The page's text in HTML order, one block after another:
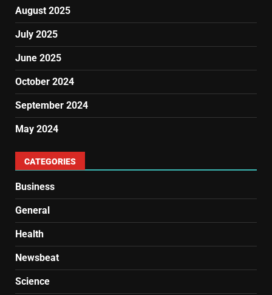
August 2025
July 2025
June 2025
October 2024
September 2024
May 2024
CATEGORIES
Business
General
Health
Newsbeat
Science